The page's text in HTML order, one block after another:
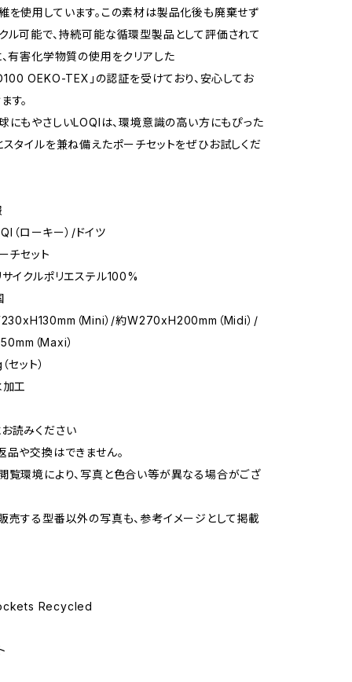
を使用しています。この素材は製品化後も廃棄せず
ル可能で、持続可能な循環型製品として評価されて
、有害化学物質の使用をクリアした
OEKO-TEX」の認証を受けており、安心してお
す。
にもやさしいLOQIは、環境意識の高い方にもぴった
スタイルを兼ね備えたポーチセットをぜひお試しくだ
（ローキー）/ドイツ
チセット
サイクルポリエステル100%
（Mini）/約W270xH200mm（Midi）/
（Maxi）
セット）
加工
読みください
品や交換はできません。
覧環境により、写真と色合い等が異なる場合がござ
売する型番以外の写真も、参考イメージとして掲載
Recycled